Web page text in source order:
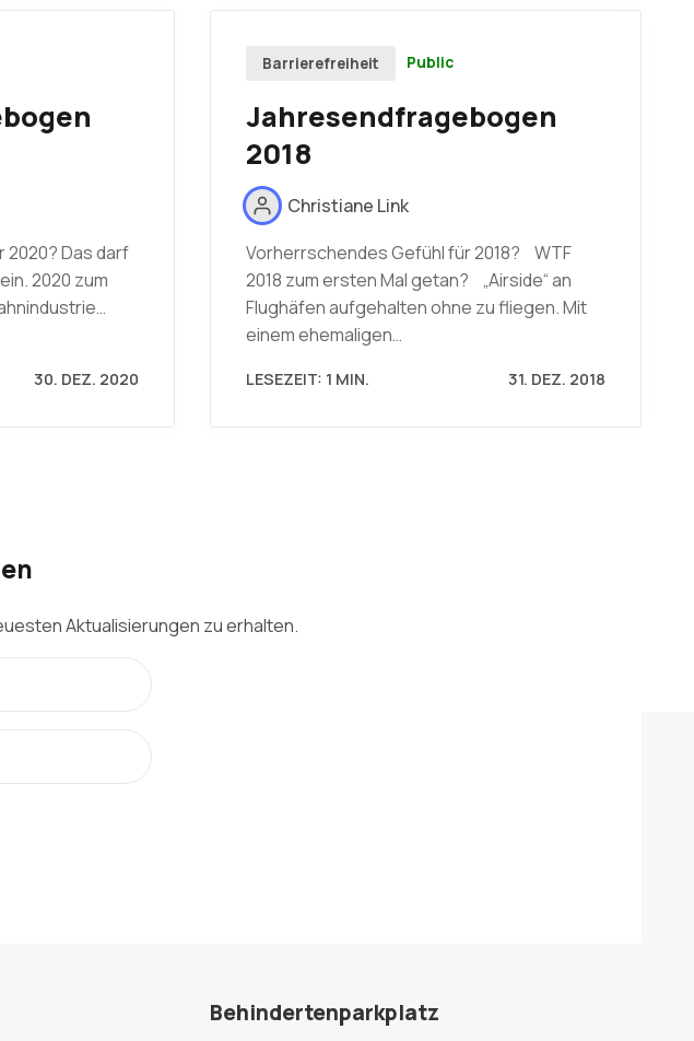
Das darf
2020 zum
30. DEZ. 2020
Barrierefreiheit Public
Jahresendfragebogen
2018
Christiane Link
Vorherrschendes Gefühl für 2018? WTF
2018 zum ersten Mal getan? „Airside“ an
Flughäfen aufgehalten ohne zu fliegen. Mit
einem ehemaligen…
LESEZEIT: 1 MIN. 31. DEZ. 2018
Aktualisierungen zu erhalten.
Behindertenparkplatz